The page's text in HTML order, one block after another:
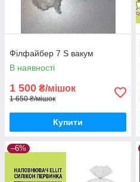
Філфайбер 7 S вакум
В наявності
1 500 ₴/мішок
1 650 ₴/мішок
Купити
–6%